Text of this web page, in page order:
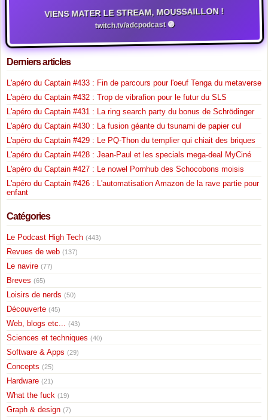
VIENS MATER LE STREAM, MOUSSAILLON !
twitch.tv/adcpodcast 🟣
Derniers articles
L'apéro du Captain #433 : Fin de parcours pour l'oeuf Tenga du metaverse
L'apéro du Captain #432 : Trop de vibrafion pour le futur du SLS
L'apéro du Captain #431 : La ring search party du bonus de Schrödinger
L'apéro du Captain #430 : La fusion géante du tsunami de papier cul
L'apéro du Captain #429 : Le PQ-Thon du templier qui chiait des briques
L'apéro du Captain #428 : Jean-Paul et les specials mega-deal MyCiné
L'apéro du Captain #427 : Le nowel Pornhub des Schocobons moisis
L'apéro du Captain #426 : L'automatisation Amazon de la rave partie pour
enfant
Catégories
Le Podcast High Tech (443)
Revues de web (137)
Le navire (77)
Breves (65)
Loisirs de nerds (50)
Découverte (45)
Web, blogs etc... (43)
Sciences et techniques (40)
Software & Apps (29)
Concepts (25)
Hardware (21)
What the fuck (19)
Graph & design (7)